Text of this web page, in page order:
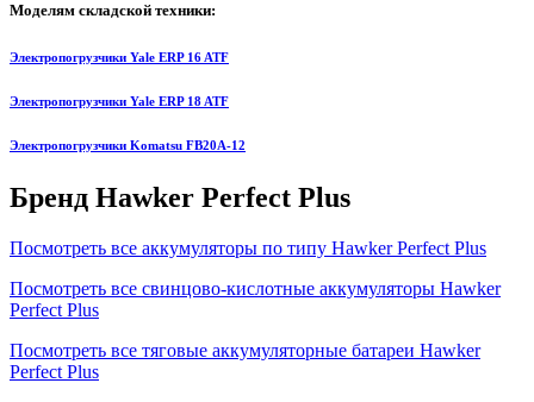
Моделям складской техники:
Электропогрузчики Yale ERP 16 ATF
Электропогрузчики Yale ERP 18 ATF
Электропогрузчики Komatsu FB20А-12
Бренд Hawker Perfect Plus
Посмотреть все аккумуляторы по типу Hawker Perfect Plus
Посмотреть все свинцово-кислотные аккумуляторы Hawker
Perfect Plus
Посмотреть все тяговые аккумуляторные батареи Hawker
Perfect Plus